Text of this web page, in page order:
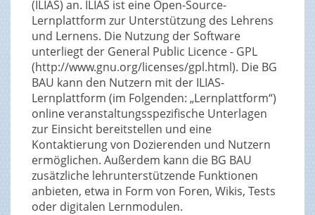
(ILIAS) an. ILIAS ist eine Open-Source-
Lernplattform zur Unterstützung des Lehrens
und Lernens. Die Nutzung der Software
unterliegt der General Public Licence - GPL
(http://www.gnu.org/licenses/gpl.html). Die BG
BAU kann den Nutzern mit der ILIAS-
Lernplattform (im Folgenden: „Lernplattform“)
online veranstaltungsspezifische Unterlagen
zur Einsicht bereitstellen und eine
Kontaktierung von Dozierenden und Nutzern
ermöglichen. Außerdem kann die BG BAU
zusätzliche lehrunterstützende Funktionen
anbieten, etwa in Form von Foren, Wikis, Tests
oder digitalen Lernmodulen.